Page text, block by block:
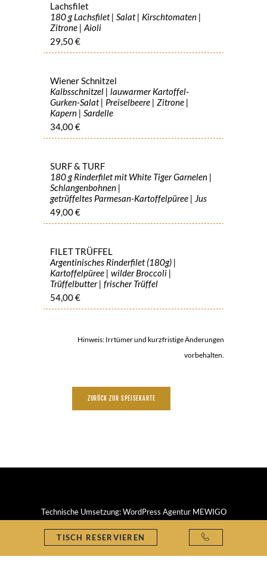
Lachsfilet
180 g Lachsfilet | Salat | Kirschtomaten |
Zitrone | Aioli
29,50 €
Wiener Schnitzel
Kalbsschnitzel | lauwarmer Kartoffel-
Gurken-Salat | Preiselbeere | Zitrone |
Kapern | Sardelle
34,00 €
SURF & TURF
180 g Rinderfilet mit White Tiger Garnelen |
Schlangenbohnen |
getrüffeltes Parmesan-Kartoffelpüree | Jus
49,00 €
FILET TRÜFFEL
Argentinisches Rinderfilet (180g) |
Kartoffelpüree | wilder Broccoli |
Trüffelbutter | frischer Trüffel
54,00 €
Hinweis: Irrtümer und kurzfristige Änderungen
vorbehalten.
ZURÜCK ZUR SPEISEKARTE
Technische Umsetzung:WordPress Agentur MEWIGO
TISCH RESERVIEREN